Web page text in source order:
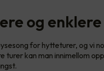
og
for hytteturer, og vi
turer kan man innimellom